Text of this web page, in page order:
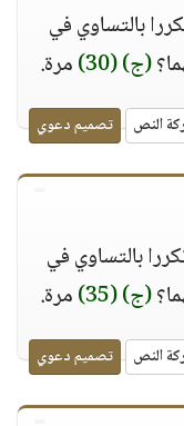
بالتساوي في
(ج)(30) مرة.
النص تصميم دعوي
بالتساوي في
(ج)(35) مرة.
النص تصميم دعوي